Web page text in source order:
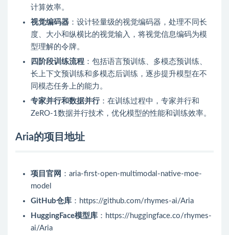
计算效率。
视觉编码器 ：设计轻量级的视觉编码器，处理不同长
度、大小和纵横比的视觉输入，将视觉信息编码为模
型理解的令牌。
四阶段训练流程 ：包括语言预训练、多模态预训练、
长上下文预训练和多模态后训练，逐步提升模型在不
同模态任务上的能力。
专家并行和数据并行：在训练过程中，专家并行和
ZeRO-1数据并行技术，优化模型的性能和训练效率。
Aria的项目地址
项目官网 ：aria-first-open-multimodal-native-moe-
model
GitHub仓库 ：https://github.com/rhymes-ai/Aria
HuggingFace模型库 ：https://huggingface.co/rhymes-
ai/Aria